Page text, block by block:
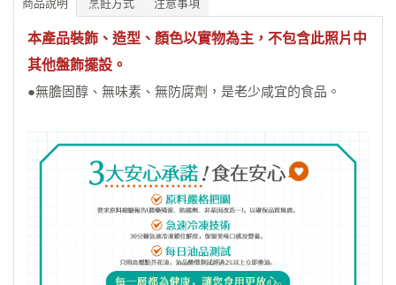
商品說明 烹飪方式 注意事項
本產品裝飾、造型、顏色以實物為主，不包含此照片中
其他盤飾擺設。
●無膽固醇、無味素、無防腐劑，是老少咸宜的食品。